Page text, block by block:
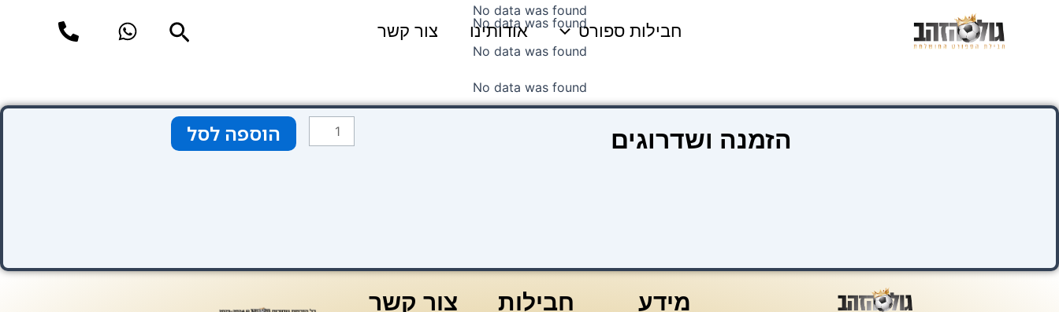
חבילות ספורט אודותינו צור קשר חיפוש
No data was found
No data was found
No data was found
No data was found
הזמנה ושדרוגים
כמות
של
הוספה לסל
מידע
חבילות
צור קשר